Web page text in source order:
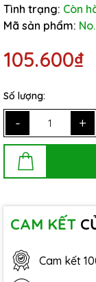
Tình trạng: Còn
Mã sản phẩm:
105.600₫
Số lượng:
- +
CAM KẾT
Cam kết